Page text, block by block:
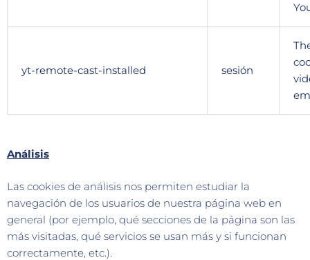
yt-remote-cast-installed sesión
Análisis
Las cookies de análisis nos permiten estudiar la
navegación de los usuarios de nuestra página web en
general (por ejemplo, qué secciones de la página son las
más visitadas, qué servicios se usan más y si funcionan
correctamente, etc.).